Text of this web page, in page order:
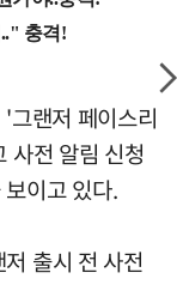
그랜저 페이스리
사전 알림 신청
이고 있다.
출시 전 사전